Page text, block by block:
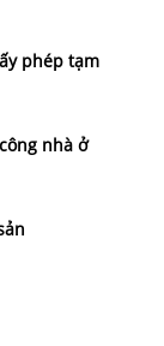
phép tạm
nhà ở